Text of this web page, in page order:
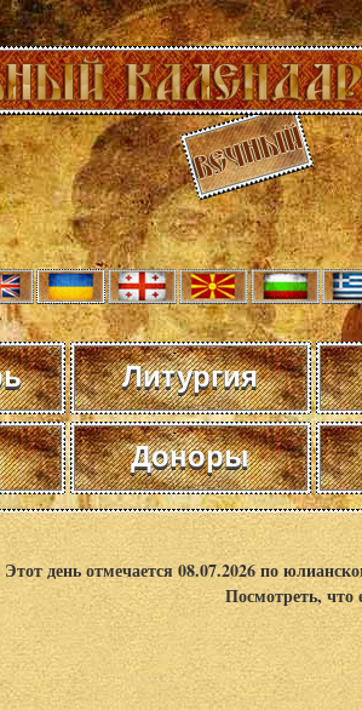
Литургия
Доноры
Этот день отмечается 08.07.2026 по
Посмотреть,